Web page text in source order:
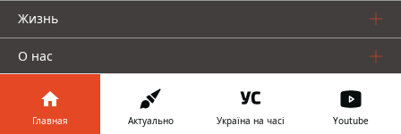
Жизнь
О нас
Главная Актуально Україна на часі Youtube